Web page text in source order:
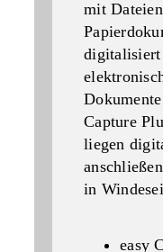
mit
digitalisiert
Capture
liegen
in
easy